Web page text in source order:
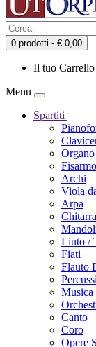
0 prodotti - € 0,00
Il tuo
Menu
Spartiti
Organo
Archi
Viola
Arpa
Chitarra
Liuto /
Fiati
Flauto
Musica
Canto
Coro
Opere